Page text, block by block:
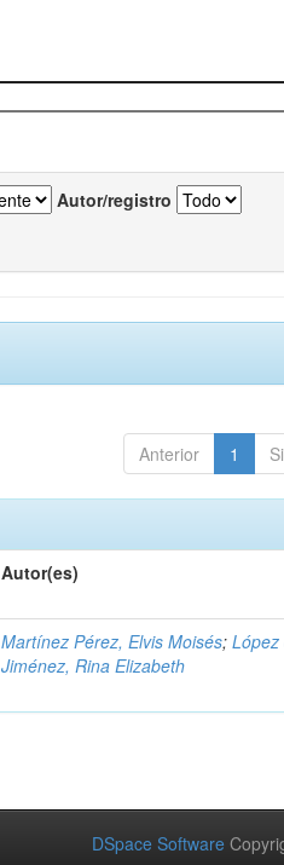
Autor/registro
Anterior 1
Autor(es)
Martínez Pérez, Elvis Moisés;López
Jiménez, Rina Elizabeth
DSpace Software